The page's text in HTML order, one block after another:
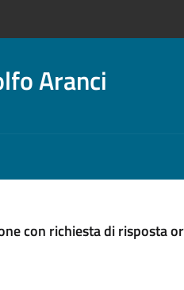
Aranci
con richiesta di risposta